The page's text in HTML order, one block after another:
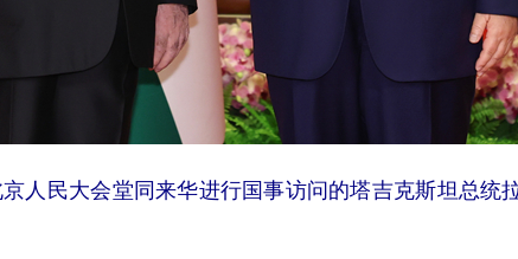
人民大会堂同来华进行国事访问的塔吉克斯坦总统